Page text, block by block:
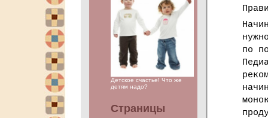
Детское счастье! Что же
детям надо?
Страницы
по